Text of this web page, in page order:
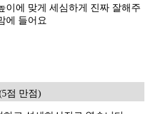
이에 맞게 세심하게 진짜 잘해주
에 들어요
점 만점)